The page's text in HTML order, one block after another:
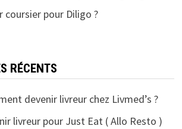
coursier pour Diligo ?
RÉCENTS
devenir livreur chez Livmed’s ?
livreur pour Just Eat ( Allo Resto )